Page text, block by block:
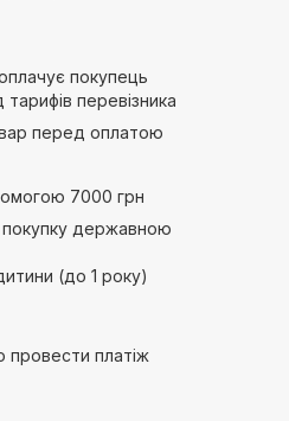
покупець
тарифів перевізника
перед оплатою
7000 грн
державною
(до 1 року)
провести платіж